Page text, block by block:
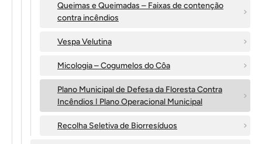
Queimas e Queimadas – Faixas de contenção
contra incêndios
Vespa Velutina
Micologia – Cogumelos do Côa
Plano Municipal de Defesa da Floresta Contra
Incêndios ǀ Plano Operacional Municipal
Recolha Seletiva de Biorresíduos